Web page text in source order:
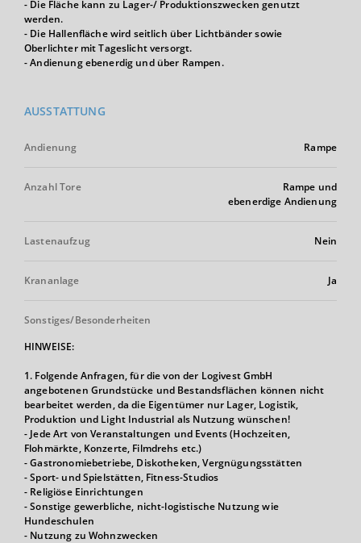
- Die Fläche kann zu Lager-/ Produktionszwecken genutzt
werden.
- Die Hallenfläche wird seitlich über Lichtbänder sowie
Oberlichter mit Tageslicht versorgt.
- Andienung ebenerdig und über Rampen.
AUSSTATTUNG
Andienung Rampe
Anzahl Tore
Rampe und
ebenerdige Andienung
Lastenaufzug Nein
Krananlage Ja
Sonstiges/Besonderheiten
HINWEISE:
1. Folgende Anfragen, für die von der Logivest GmbH
angebotenen Grundstücke und Bestandsflächen können nicht
bearbeitet werden, da die Eigentümer nur Lager, Logistik,
Produktion und Light Industrial als Nutzung wünschen!
- Jede Art von Veranstaltungen und Events (Hochzeiten,
Flohmärkte, Konzerte, Filmdrehs etc.)
- Gastronomiebetriebe, Diskotheken, Vergnügungsstätten
- Sport- und Spielstätten, Fitness-Studios
- Religiöse Einrichtungen
- Sonstige gewerbliche, nicht-logistische Nutzung wie
Hundeschulen
- Nutzung zu Wohnzwecken